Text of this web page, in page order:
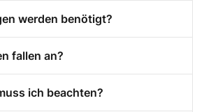
werden benötigt?
fallen an?
ich beachten?